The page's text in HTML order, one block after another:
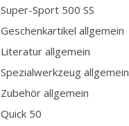
Super-Sport 500 SS
Geschenkartikel allgemein
Literatur allgemein
Spezialwerkzeug allgemein
Zubehör allgemein
Quick 50